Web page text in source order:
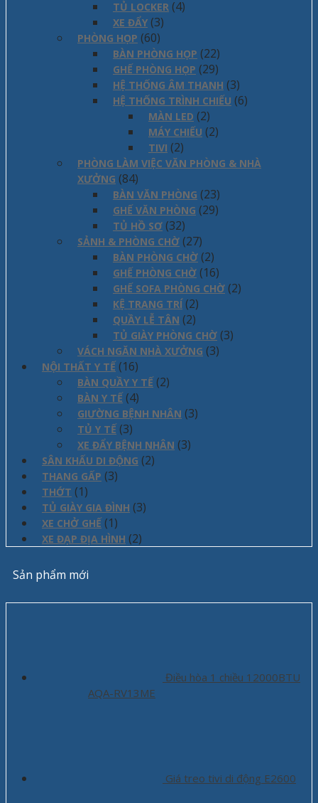
TỦ LOCKER (4)
XE ĐẨY (3)
PHÒNG HỌP (60)
BÀN PHÒNG HỌP (22)
GHẾ PHÒNG HỌP (29)
HỆ THỐNG ÂM THANH (3)
HỆ THỐNG TRÌNH CHIẾU (6)
MÀN LED (2)
MÁY CHIẾU (2)
TIVI (2)
PHÒNG LÀM VIỆC VĂN PHÒNG & NHÀ
XƯỞNG (84)
BÀN VĂN PHÒNG (23)
GHẾ VĂN PHÒNG (29)
TỦ HỒ SƠ (32)
SẢNH & PHÒNG CHỜ (27)
BÀN PHÒNG CHỜ (2)
GHẾ PHÒNG CHỜ (16)
GHẾ SOFA PHÒNG CHỜ (2)
KỆ TRANG TRÍ (2)
QUẦY LỄ TÂN (2)
TỦ GIÀY PHÒNG CHỜ (3)
VÁCH NGĂN NHÀ XƯỞNG (3)
NỘI THẤT Y TẾ (16)
BÀN QUẦY Y TẾ (2)
BÀN Y TẾ (4)
GIƯỜNG BỆNH NHÂN (3)
TỦ Y TẾ (3)
XE ĐẨY BỆNH NHÂN (3)
SÂN KHẤU DI ĐỘNG (2)
THANG GẤP (3)
THỚT (1)
TỦ GIÀY GIA ĐÌNH (3)
XE CHỞ GHẾ (1)
XE ĐẠP ĐỊA HÌNH (2)
Sản phẩm mới
Điều hòa 1 chiều 12000BTU
AQA-RV13ME
Giá treo tivi di động E2600